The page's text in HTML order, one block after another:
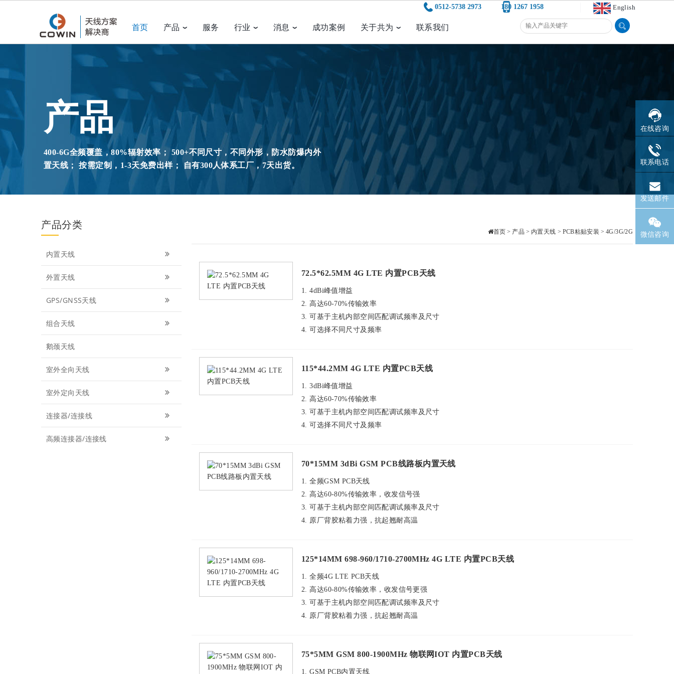
首页 产品 服务 行业 消息 成功案例 关于共为 联系我们
0512-5738 2973 180 1267 1958 English
产品
400-6G全频覆盖，80%辐射效率； 500+不同尺寸，不同外形，防水防爆内外
置天线； 按需定制，1-3天免费出样； 自有300人体系工厂，7天出货。
产品分类
内置天线
外置天线
GPS/GNSS天线
组合天线
鹅颈天线
室外全向天线
室外定向天线
连接器/连接线
高频连接器/连接线
首页 > 产品 > 内置天线 > PCB粘贴安装 >4G/3G/2G
72.5*62.5MM 4G LTE 内置PCB天线
1. 4dBi峰值增益
2. 高达60-70%传输效率
3. 可基于主机内部空间匹配调试频率及尺寸
4. 可选择不同尺寸及频率
115*44.2MM 4G LTE 内置PCB天线
1. 3dBi峰值增益
2. 高达60-70%传输效率
3. 可基于主机内部空间匹配调试频率及尺寸
4. 可选择不同尺寸及频率
70*15MM 3dBi GSM PCB线路板内置天线
1. 全频GSM PCB天线
2. 高达60-80%传输效率，收发信号强
3. 可基于主机内部空间匹配调试频率及尺寸
4. 原厂背胶粘着力强，抗起翘耐高温
125*14MM 698-960/1710-2700MHz 4G LTE 内置PCB天线
1. 全频4G LTE PCB天线
2. 高达60-80%传输效率，收发信号更强
3. 可基于主机内部空间匹配调试频率及尺寸
4. 原厂背胶粘着力强，抗起翘耐高温
75*5MM GSM 800-1900MHz 物联网IOT 内置PCB天线
1. GSM PCB内置天线
在线咨询
联系电话
发送邮件
微信咨询